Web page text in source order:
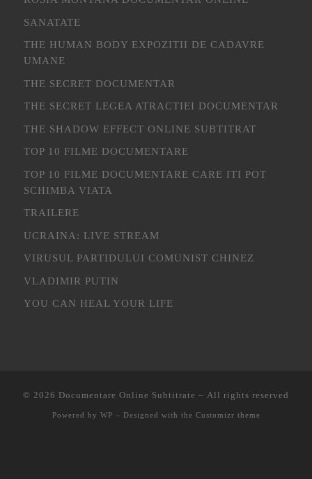
SANATATE
THE HUMAN BODY EXPOZITII DE CADAVRE
UMANE
THE SECRET DOCUMENTAR
THE SECRET LEGEA ATRACTIEI DOCUMENTAR
THE SHADOW EFFECT ONLINE SUBTITRAT
TOP 10 FILME DOCUMENTARE
TOP 10 FILME DOCUMENTARE CARE ITI POT
SCHIMBA VIATA
TRAILERE
UCRAINA: LIVE STREAM
VIRUSUL PARTIDULUI COMUNIST CHINEZ
VLADIMIR PUTIN
YOU CAN HEAL YOUR LIFE
© 2026 Documentare Online Subtitrate – All rights reserved
Powered by WP – Designed with the Customizr theme